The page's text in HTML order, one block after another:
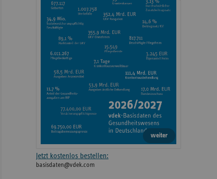
weiter
Jetzt kostenlos bestellen:
basisdaten@vdek.com